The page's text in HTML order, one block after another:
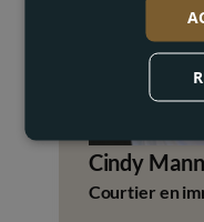
Cindy
Courtier en